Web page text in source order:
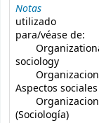
Notas
utilizado
para/véase de:
sociology
Aspectos sociales
(Sociología)